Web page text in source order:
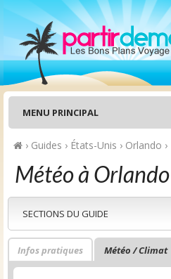
MENU PRINCIPAL
› Guides › États-Unis › Orlando ›
Météo à Orlando
SECTIONS DU GUIDE
Infos pratiques Météo / Climat